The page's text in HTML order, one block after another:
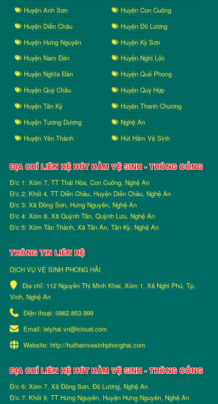
Huyện Anh Sơn
Huyện Con Cuông
Huyện Diễn Châu
Huyện Đô Lương
Huyện Hưng Nguyên
Huyện Kỳ Sơn
Huyện Nam Đàn
Huyện Nghi Lộc
Huyện Nghĩa Đàn
Huyện Quế Phong
Huyện Quỳ Châu
Huyện Quỳ Hợp
Huyện Tân Kỳ
Huyện Thanh Chương
Huyện Tương Dương
Nghệ An
Huyện Yên Thành
Hút Hầm Vệ Sinh
ĐỊA CHỈ LIÊN HỆ HÚT HẦM VỆ SINH - THÔNG CỐNG
Đ/c 1: Xóm 7, TT Thái Hòa, Con Cuông, Nghệ An
Đ/c 2: Khối 4, TT Diễn Châu, Huyện Diễn Châu, Nghệ An
Đ/c 3: Xã Đông Sơn, Hưng Nguyên, Nghệ An
Đ/c 4: Xóm 8, Xã Quỳnh Tân, Quỳnh Lưu, Nghệ An
Đ/c 5: Xóm Tân Thành, Xã Tân An, Tân Kỳ, Nghệ An
THÔNG TIN LIÊN HỆ
DỊCH VỤ VỆ SINH PHONG HẢI
Địa chỉ: 112 Nguyễn Thị Minh Khai, Xóm 1, Xã Nghi Phú, Tp.
Vinh, Nghệ An
Điện thoại: 0962.853.999
Email: lelyhai.vn@icloud.com
Website: http://huthamvesinhphonghai.com
ĐỊA CHỈ LIÊN HỆ HÚT HẦM VỆ SINH - THÔNG CỐNG
Đ/c 6: Xóm 7, Xã Đông Sơn, Đô Lương, Nghệ An
Đ/c 7: Khối 9, TT Hưng Nguyên, Huyện Hưng Nguyên, Nghệ An